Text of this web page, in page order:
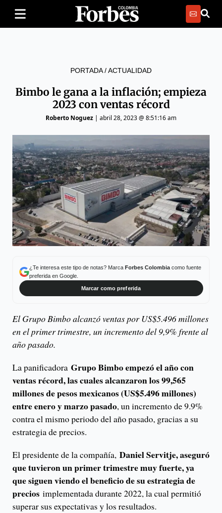
PORTADA/ACTUALIDAD
Bimbo le gana a la inflación; empieza
2023 con ventas récord
Roberto Noguez | abril 28, 2023 @ 8:51:16 am
¿Te interesa este tipo de notas? Marca Forbes Colombiacomo fuente
preferida en Google.
Marcar como preferida
El Grupo Bimbo alcanzó ventas por US$5.496 millones
en el primer trimestre, un incremento del 9,9% frente al
año pasado.
La panificadora Grupo Bimbo empezó el año con
ventas récord, las cuales alcanzaron los 99,565
millones de pesos mexicanos (US$5.496 millones)
entre enero y marzo pasado, un incremento de 9.9%
contra el mismo periodo del año pasado, gracias a su
estrategia de precios.
El presidente de la compañía, Daniel Servitje, aseguró
que tuvieron un primer trimestre muy fuerte, ya
que siguen viendo el beneficio de su estrategia de
precios implementada durante 2022, la cual permitió
superar sus expectativas y los resultados.